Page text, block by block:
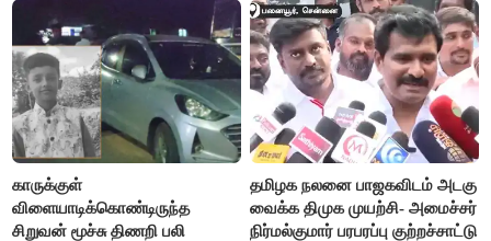
காருக்குள்
விளையாடிக்கொண்டிருந்த
சிறுவன் மூச்சு திணறி பலி
தமிழக நலனை பாஜகவிடம் அடகு
வைக்க திமுக முயற்சி- அமைச்சர்
நிர்மல்குமார் பரபரப்பு குற்றச்சாட்டு